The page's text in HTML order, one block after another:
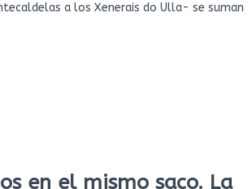
a los Xenerais do Ulla- se suman
en el mismo saco. La